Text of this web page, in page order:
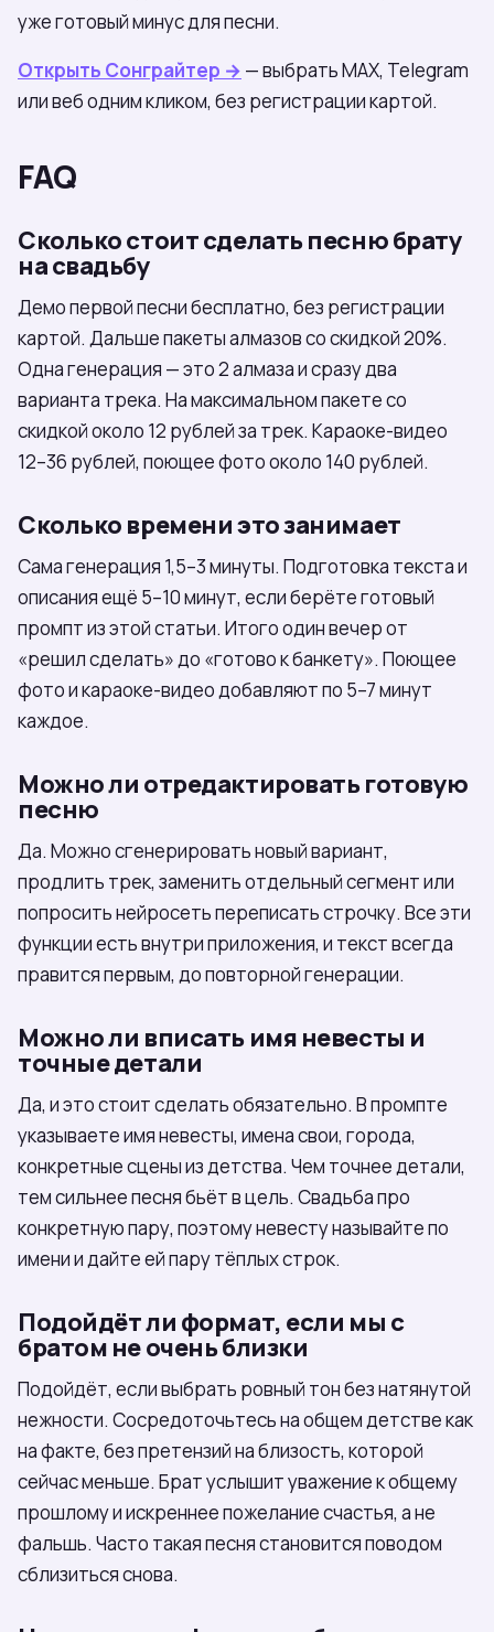
уже готовый минус для песни.
Открыть Сонграйтер → — выбрать МАХ, Telegram
или веб одним кликом, без регистрации картой.
FAQ
Сколько стоит сделать песню брату
на свадьбу
Демо первой песни бесплатно, без регистрации
картой. Дальше пакеты алмазов со скидкой 20%.
Одна генерация — это 2 алмаза и сразу два
варианта трека. На максимальном пакете со
скидкой около 12 рублей за трек. Караоке-видео
12–36 рублей, поющее фото около 140 рублей.
Сколько времени это занимает
Сама генерация 1,5–3 минуты. Подготовка текста и
описания ещё 5–10 минут, если берёте готовый
промпт из этой статьи. Итого один вечер от
«решил сделать» до «готово к банкету». Поющее
фото и караоке-видео добавляют по 5–7 минут
каждое.
Можно ли отредактировать готовую
песню
Да. Можно сгенерировать новый вариант,
продлить трек, заменить отдельный сегмент или
попросить нейросеть переписать строчку. Все эти
функции есть внутри приложения, и текст всегда
правится первым, до повторной генерации.
Можно ли вписать имя невесты и
точные детали
Да, и это стоит сделать обязательно. В промпте
указываете имя невесты, имена свои, города,
конкретные сцены из детства. Чем точнее детали,
тем сильнее песня бьёт в цель. Свадьба про
конкретную пару, поэтому невесту называйте по
имени и дайте ей пару тёплых строк.
Подойдёт ли формат, если мы с
братом не очень близки
Подойдёт, если выбрать ровный тон без натянутой
нежности. Сосредоточьтесь на общем детстве как
на факте, без претензий на близость, которой
сейчас меньше. Брат услышит уважение к общему
прошлому и искреннее пожелание счастья, а не
фальшь. Часто такая песня становится поводом
сблизиться снова.